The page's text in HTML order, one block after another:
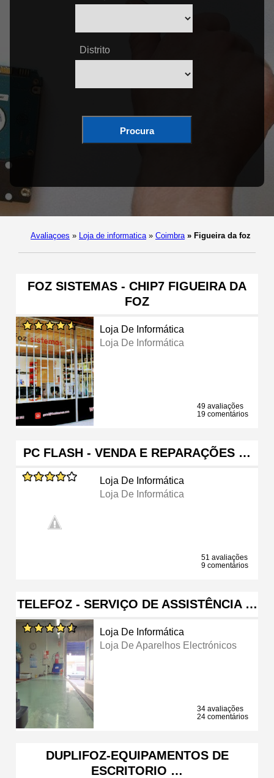
Distrito
Procura
Avaliaçoes » Loja de informatica » Coimbra » Figueira da foz
FOZ SISTEMAS - CHIP7 FIGUEIRA DA
FOZ
Loja De Informática
Loja De Informática
49 avaliações
19 comentários
PC FLASH - VENDA E REPARAÇÕES …
Loja De Informática
Loja De Informática
51 avaliações
9 comentários
TELEFOZ - SERVIÇO DE ASSISTÊNCIA …
Loja De Informática
Loja De Aparelhos Electrónicos
34 avaliações
24 comentários
DUPLIFOZ-EQUIPAMENTOS DE
ESCRITORIO …